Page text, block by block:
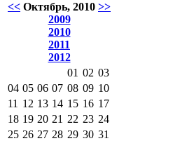
<< Октябрь, 2010 >>
2009
2010
2011
2012
01 02 03
04 05 06 07 08 09 10
11 12 13 14 15 16 17
18 19 20 21 22 23 24
25 26 27 28 29 30 31